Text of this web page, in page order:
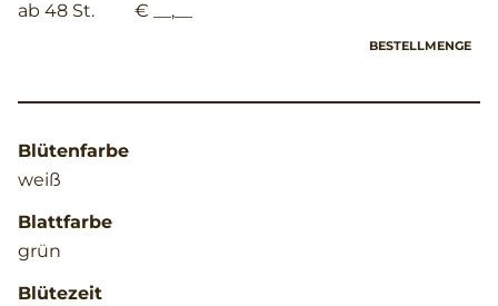
ab 48 St.
€ __,__
BESTELLMENGE
Blütenfarbe
weiß
Blattfarbe
grün
Blütezeit